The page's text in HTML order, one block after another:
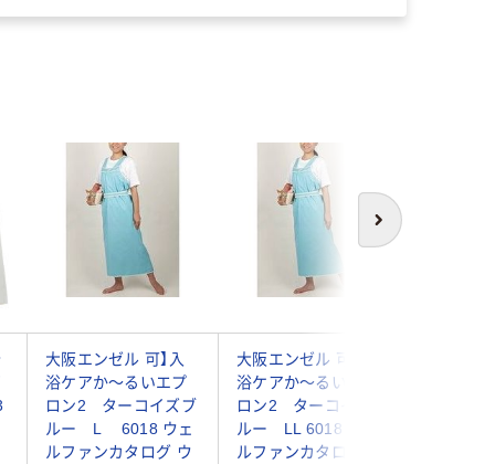
次へ
大阪エンゼル 可】入
浴ケアか～るいエプ
ロン2 ターコイズブ
ルー L 6018 ウェ
ルファンカタログ ウ
大阪エンゼル 可】入
浴ケアか～るいエプ
ロン2 ターコイズブ
ルー LL 6018 ウェ
ルファンカタログ ウ